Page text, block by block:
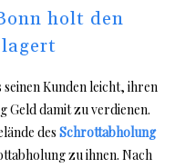
holt den
Kunden leicht, ihren
Geld damit zu verdienen.
des Schrottabholung
zu ihnen. Nach